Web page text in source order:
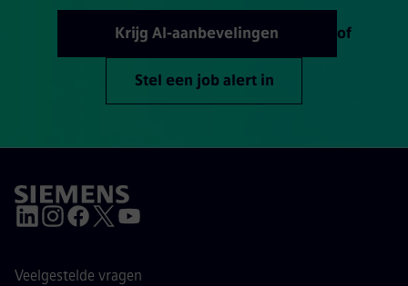
Krijg AI-aanbevelingen of
Stel een job alert in
Veelgestelde vragen